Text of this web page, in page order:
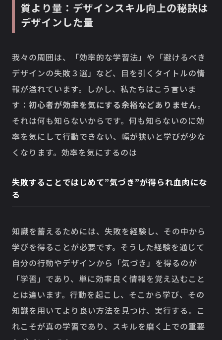
質より量：デザインスキル向上の秘訣は
デザインした量
我々の周囲は、「効率的な学習法」や「避けるべき
デザインの失敗３選」など、目を引くタイトルの情
報が溢れています。しかし、私たちはこう言いま
す： 初心者が効率を気にする余裕などありません。
それは何も知らないからです。何も知らないのに効
率を気にして行動できない、幅が狭いと学びが少な
くなります。効率を気にするのは
失敗することではじめて”気づき”が得られ血肉にな
る
知識を蓄えるためには、失敗を経験し、その中から
学びを得ることが必要です。そうした経験を通じて
自分の行動やデザインから「気づき」を得るのが
「学習」であり、単に効率良く情報を覚え込むこと
とは違います。行動を起こし、そこから学び、その
知識を用いてより良い方法を見つけ、実行する。こ
れこそが真の学習であり、スキルを磨く上での重要